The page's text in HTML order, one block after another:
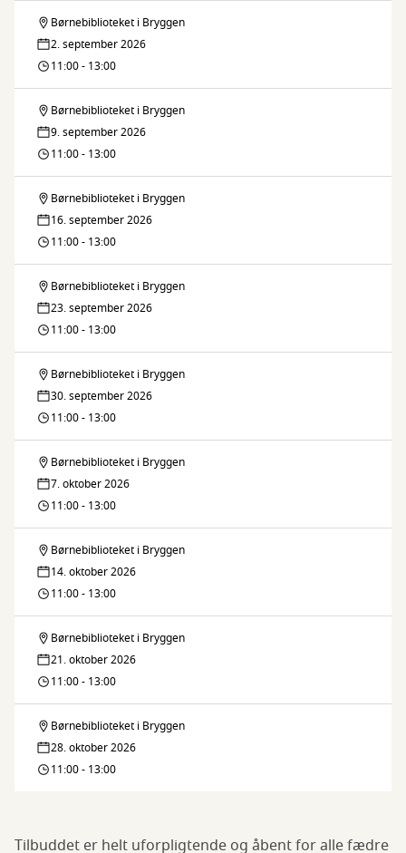
Fars
legestue
Børnebiblioteket i Bryggen
2. september 2026
11:00 - 13:00
Fars
legestue
Børnebiblioteket i Bryggen
9. september 2026
11:00 - 13:00
Fars
legestue
Børnebiblioteket i Bryggen
16. september 2026
11:00 - 13:00
Fars
legestue
Børnebiblioteket i Bryggen
23. september 2026
11:00 - 13:00
Fars
legestue
Børnebiblioteket i Bryggen
30. september 2026
11:00 - 13:00
Fars
legestue
Børnebiblioteket i Bryggen
7. oktober 2026
11:00 - 13:00
Fars
legestue
Børnebiblioteket i Bryggen
14. oktober 2026
11:00 - 13:00
Fars
legestue
Børnebiblioteket i Bryggen
21. oktober 2026
11:00 - 13:00
Fars
legestue
Børnebiblioteket i Bryggen
28. oktober 2026
11:00 - 13:00
Tilbuddet er helt uforpligtende og åbent for alle fædre